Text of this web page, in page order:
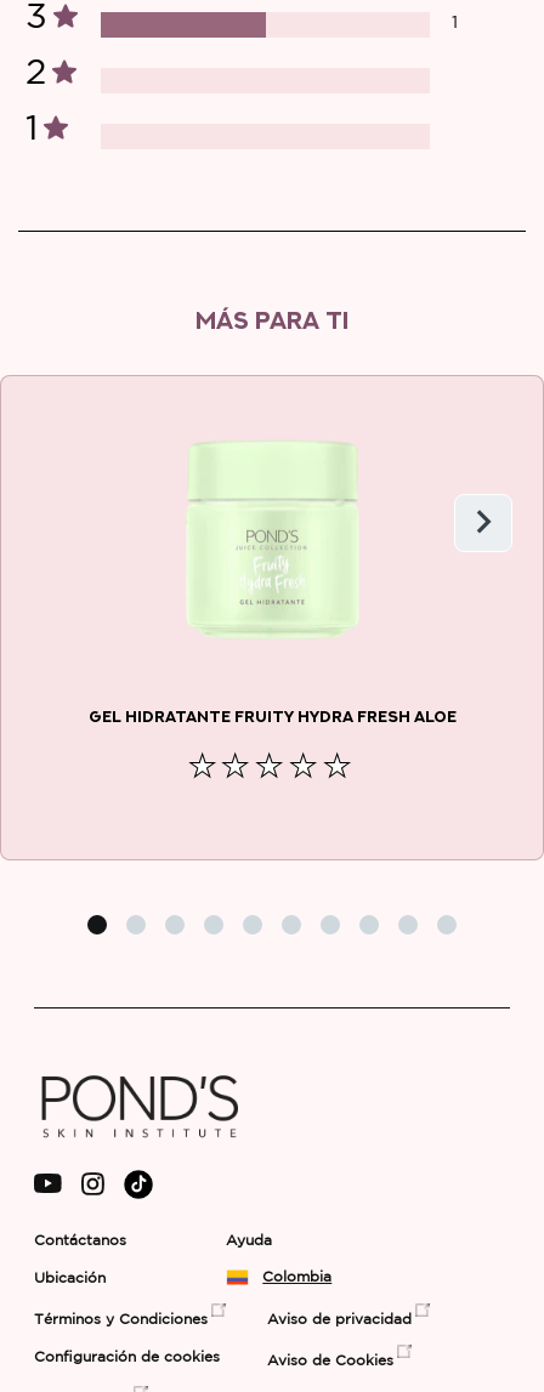
3
1
2
1
MÁS PARA TI
GEL HIDRATANTE FRUITY HYDRA FRESH ALOE
No
enviado
para
Contáctanos Ayuda
Ubicación Colombia
Términos y Condiciones Aviso de privacidad
Configuración de cookies Aviso de Cookies